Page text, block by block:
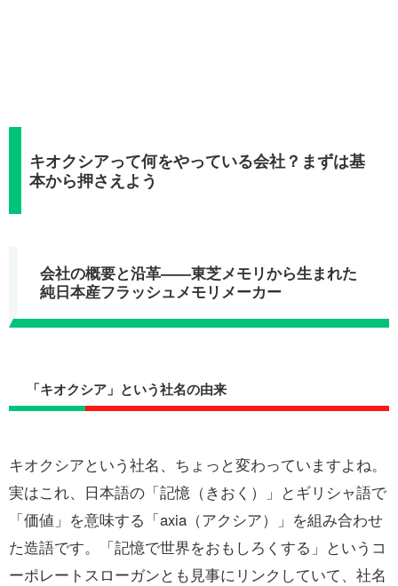
キオクシアって何をやっている会社？まずは基
本から押さえよう
会社の概要と沿革——東芝メモリから生まれた
純日本産フラッシュメモリメーカー
「キオクシア」という社名の由来
キオクシアという社名、ちょっと変わっていますよね。
実はこれ、日本語の「記憶（きおく）」とギリシャ語で
「価値」を意味する「axia（アクシア）」を組み合わせ
た造語です。「記憶で世界をおもしろくする」というコ
ーポレートスローガンとも見事にリンクしていて、社名